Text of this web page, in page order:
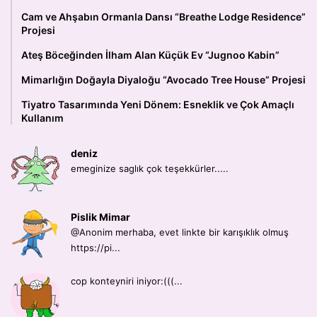
Cam ve Ahşabın Ormanla Dansı “Breathe Lodge Residence”
Projesi
Ateş Böceğinden İlham Alan Küçük Ev “Jugnoo Kabin”
Mimarlığın Doğayla Diyaloğu “Avocado Tree House” Projesi
Tiyatro Tasarımında Yeni Dönem: Esneklik ve Çok Amaçlı
Kullanım
deniz
emeginize saglık çok teşekkürler.....
Pislik Mimar
@Anonim merhaba, evet linkte bir karışıklık olmuş
https://pi...
cop konteyniri iniyor:(((...